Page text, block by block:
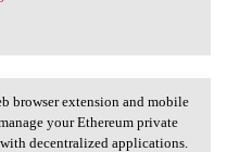
browser
browser extension and mobile
your Ethereum private
decentralized applications.